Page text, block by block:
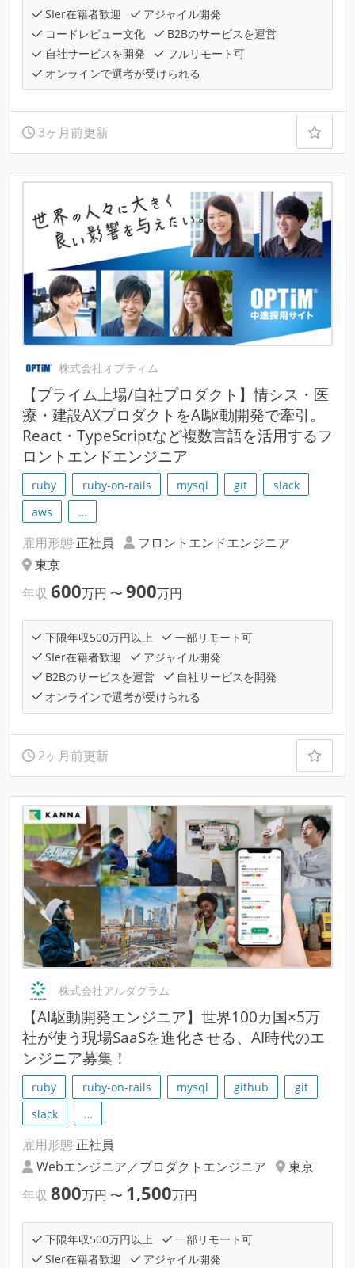
SIer在籍者歓迎
アジャイル開発
コードレビュー文化
B2Bのサービスを運営
自社サービスを開発
フルリモート可
オンラインで選考が受けられる
3ヶ月前更新
株式会社オプティム
【プライム上場/自社プロダクト】情シス・医
療・建設AXプロダクトをAI駆動開発で牽引。
React・TypeScriptなど複数言語を活用するフ
ロントエンドエンジニア
ruby ruby-on-rails mysql git
slack
aws
…
雇用形態 正社員
フロントエンドエンジニア
東京
年収 600万円 〜 900万円
下限年収500万円以上
一部リモート可
SIer在籍者歓迎
アジャイル開発
B2Bのサービスを運営
自社サービスを開発
オンラインで選考が受けられる
2ヶ月前更新
株式会社アルダグラム
【AI駆動開発エンジニア】世界100カ国×5万
社が使う現場SaaSを進化させる、AI時代のエ
ンジニア募集！
ruby ruby-on-rails mysql github
git
slack
…
雇用形態 正社員
Webエンジニア／プロダクトエンジニア
東京
年収 800万円 〜 1,500万円
下限年収500万円以上
一部リモート可
SIer在籍者歓迎
アジャイル開発